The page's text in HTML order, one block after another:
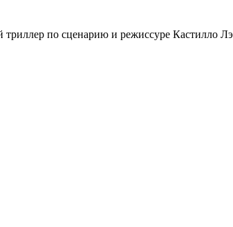
триллер по сценарию и режиссуре Кастилло